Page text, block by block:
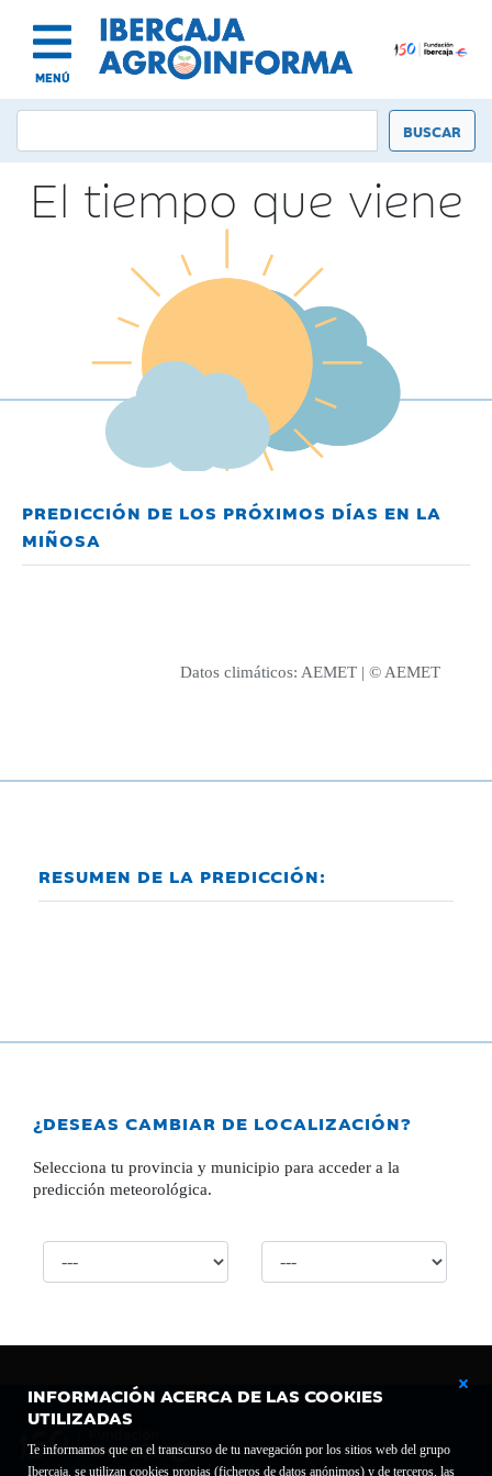
MENÚ
INFORMACIÓN ACERCA DE LAS COOKIES
UTILIZADAS
Te informamos que en el transcurso de tu navegación por los sitios web del grupo
Ibercaja, se utilizan cookies propias (ficheros de datos anónimos) y de terceros, las
El tiempo que viene
PREDICCIÓN DE LOS PRÓXIMOS DÍAS EN LA
MIÑOSA
Datos climáticos: AEMET | © AEMET
RESUMEN DE LA PREDICCIÓN:
¿DESEAS CAMBIAR DE LOCALIZACIÓN?
Selecciona tu provincia y municipio para acceder a la
predicción meteorológica.